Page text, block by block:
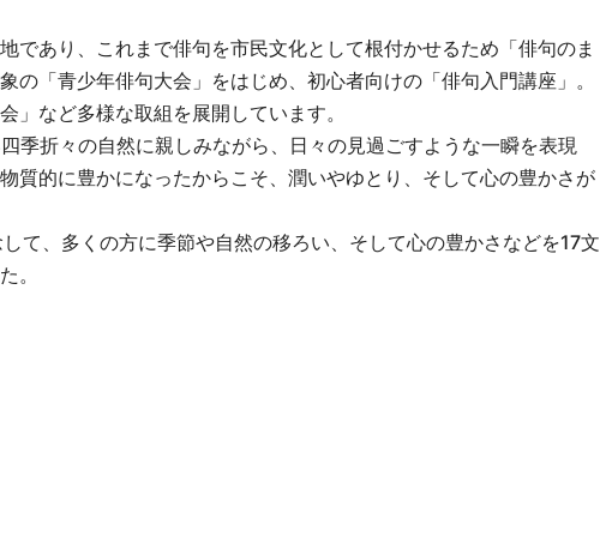
あり、これまで俳句を市民文化として根付かせるため「俳句のま
「青少年俳句大会」をはじめ、初心者向けの「俳句入門講座」。
」など多様な取組を展開しています。
折々の自然に親しみながら、日々の見過ごすような一瞬を表現
質的に豊かになったからこそ、潤いやゆとり、そして心の豊かさが
、多くの方に季節や自然の移ろい、そして心の豊かさなどを17文
。